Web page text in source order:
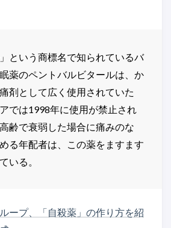
という商標名で知られているバ
薬のペントバルビタールは、か
剤として広く使用されていた
では1998年に使用が禁止され
齢で衰弱した場合に痛みのな
る年配者は、この薬をますます
いる。
ープ、「自殺薬」の作り方を紹